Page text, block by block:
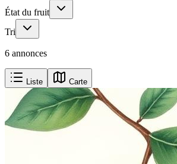
État du fruit
Tri
6 annonces
Liste Carte